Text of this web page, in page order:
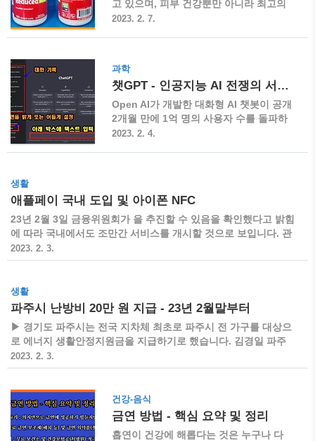
디오 AI 메타휴먼(가상인가) 공개,
(AI) 기술 관련 기업으로 주가 상승률 1위
를 기록한 코난테크롤로지 및 셀바스A..
고 있으며, 피부 건강뿐만 아니라 최고의
항산화제로 알려진 영양제인 글루타치온
항산화제의 끝판왕, 항산화제의 조절자,
마스터 등으로 최고의 수식어가 붙을 만큼
인체에서 생성되며 간 해독 등의 건강에
중요한 역할을 담당하는 물질로 글루타메
이트(glutamate), 시스테인(cysteine), 글
화 작용으로 인해 인체에 역기능을 하지
않도록 조절하고 균형을 잡아준다는 것입
니다. ▶ 글..
2023. 2. 7.
과학
챗GPT - 인공지능 AI 전쟁의 서막인가?
Open AI가 개발한 대화형 AI 챗봇이 공개
2개월 만에 1억 명의 사용자 수를 돌파하
며 세계적인 관심을 끌고 있는 가운데에
한 Open AI 및 챗 GPT에 대해 간략하게
소개를 하도록 하겠습니다. Open AI(인공
지능연구소) ▶ 샘 올트먼(Sam Altman :
퇴) CEO의 주도하에 2015년 12월 11일
연구소입니다. ▶ 현재는 일부 영리를 목
적으로 하는 법인으로 전환한 것으로 ..
2023. 2. 4.
생활
애플페이 국내 도입 및 아이폰 NFC
23년 2월 3일 금융위원회가 을 추진할 수 있음을 확인했다고 밝힘
에 따라 국내에서도 조만간 서비스를 개시할 것으로 보입니다. 관
련하여 NFC 사용 방법 등에 대하여 알아보도록 하겠습니다. 애플
페이 국내 도입 ▶ 금융위원회는 "관련 법령 등을 고려해 신용카
을 추진할 수 있음을 확인했다"고 밝힘에 따라 이르면 2023년 3
월부터 서비스가 개시될 것으로 전망됩니다. ▶ 실제 2022년 12
월 금융감독원이 애플페이 약관 심사를 완료한 사실이 알려지면
서 국내 서비스 출시가 예상되었지만 NFC 호환 단말기 설치비를
보조해 주는 단말기 보급계획(리베이트)을 둘러싸고 부당한 보상
금의 제공이라는 문제가 불거지면서 다시 출시가 ..
2023. 2. 3.
생활
파주시 난방비 20만 원 지급 - 23년 2월말부터
▶ 경기도 파주시는 전국 지차체 최초로 파주시 전 가구를 대상으
로 에너지 생활안정지원금을 지급하기로 했습니다. 김경일 파주
시장은 '재난 극복 및 민생 경제 활성화 지원 조례안'을 근거로 재
난극복과 민생회복을 위해 444억 원을 추경 편성했다고 합니다.
에 반드시 필요한 필수 생계비를 파주페이로 대체함으로써 발생
하는 여유 금액을 에너지 비용으로 부담할 수 있는 동시에 파주페
이 사용으로 지역 경제 활성화에 기여할 것으로 예상됩니다. ◈ 지
2023. 2. 3.
건강-음식
금연 방법 - 핵심 요약 및 정리
흡연이 건강에 해롭다는 것은 누구나 다